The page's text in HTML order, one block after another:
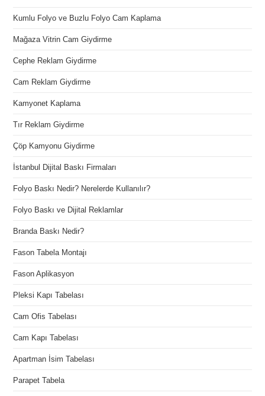
Kumlu Folyo ve Buzlu Folyo Cam Kaplama
Mağaza Vitrin Cam Giydirme
Cephe Reklam Giydirme
Cam Reklam Giydirme
Kamyonet Kaplama
Tır Reklam Giydirme
Çöp Kamyonu Giydirme
İstanbul Dijital Baskı Firmaları
Folyo Baskı Nedir? Nerelerde Kullanılır?
Folyo Baskı ve Dijital Reklamlar
Branda Baskı Nedir?
Fason Tabela Montajı
Fason Aplikasyon
Pleksi Kapı Tabelası
Cam Ofis Tabelası
Cam Kapı Tabelası
Apartman İsim Tabelası
Parapet Tabela